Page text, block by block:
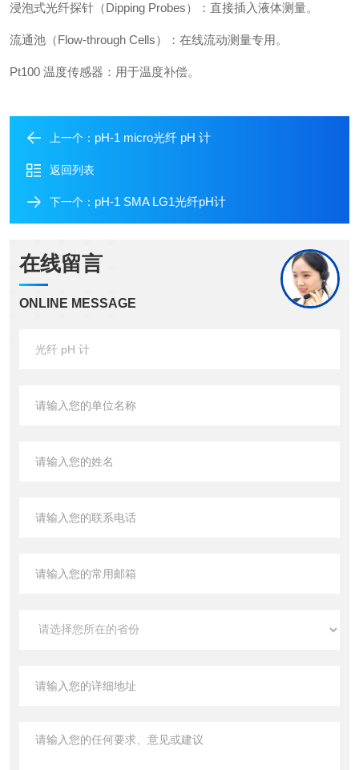
浸泡式光纤探针（Dipping Probes）：直接插入液体测量。
流通池（Flow-through Cells）：在线流动测量专用。
Pt100 温度传感器：用于温度补偿。
上一个： pH-1 micro光纤 pH 计
返回列表
下一个： pH-1 SMA LG1光纤pH计
在线留言
ONLINE MESSAGE